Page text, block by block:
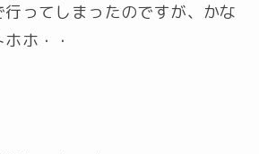
ってしまったのですが、かな
ホ・・